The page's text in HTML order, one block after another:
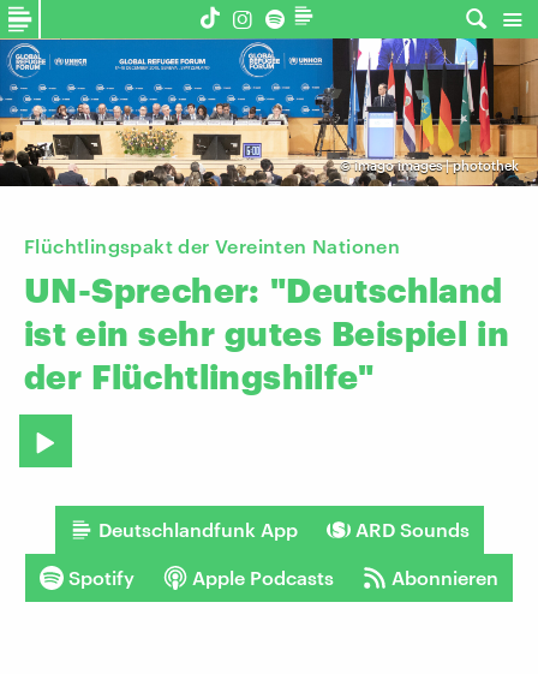
©imago images | photothek
Flüchtlingspakt der Vereinten Nationen
UN-Sprecher: "Deutschland
ist ein sehr gutes Beispiel in
der Flüchtlingshilfe"
Deutschlandfunk App ARD Sounds
Spotify Apple Podcasts Abonnieren